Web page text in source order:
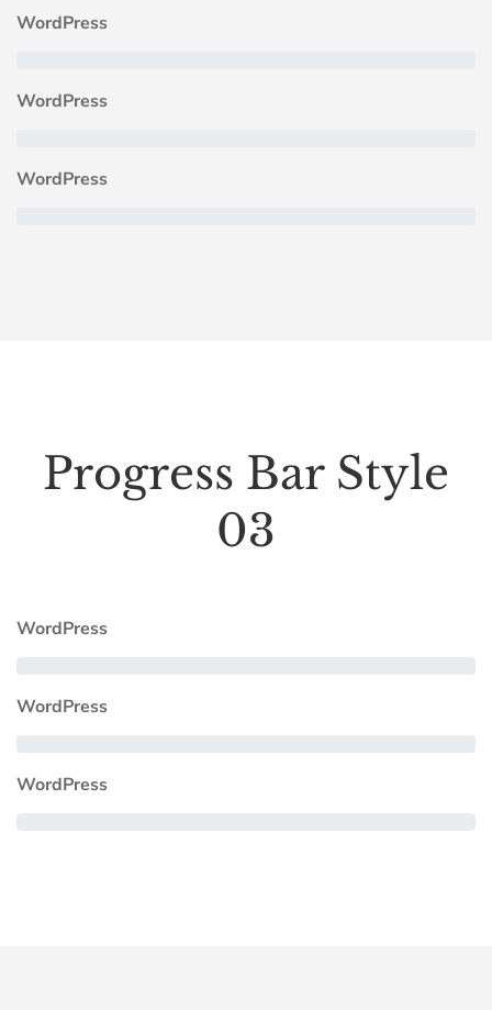
WordPress
WordPress
WordPress
Progress Bar Style
03
WordPress
WordPress
WordPress